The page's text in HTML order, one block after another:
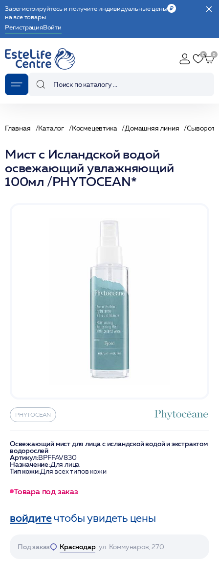
Зарегистрируйтесь и получите индивидуальные цены
на все товары
РегистрацияВойти
Главная Каталог Космецевтика Домашняя линия
Мист с Исландской водой
освежающий увлажняющий
100мл /PHYTOCEAN*
PHYTOCEAN
Освежающий мист для лица с исландской водой и экстрактом
водорослей
Артикул:BPFFAV830
Назначение:Для лица
Тип кожи:Для всех типов кожи
Товара под заказ
войдитечтобы увидеть цены
Под заказ Краснодар ул. Коммунаров, 270